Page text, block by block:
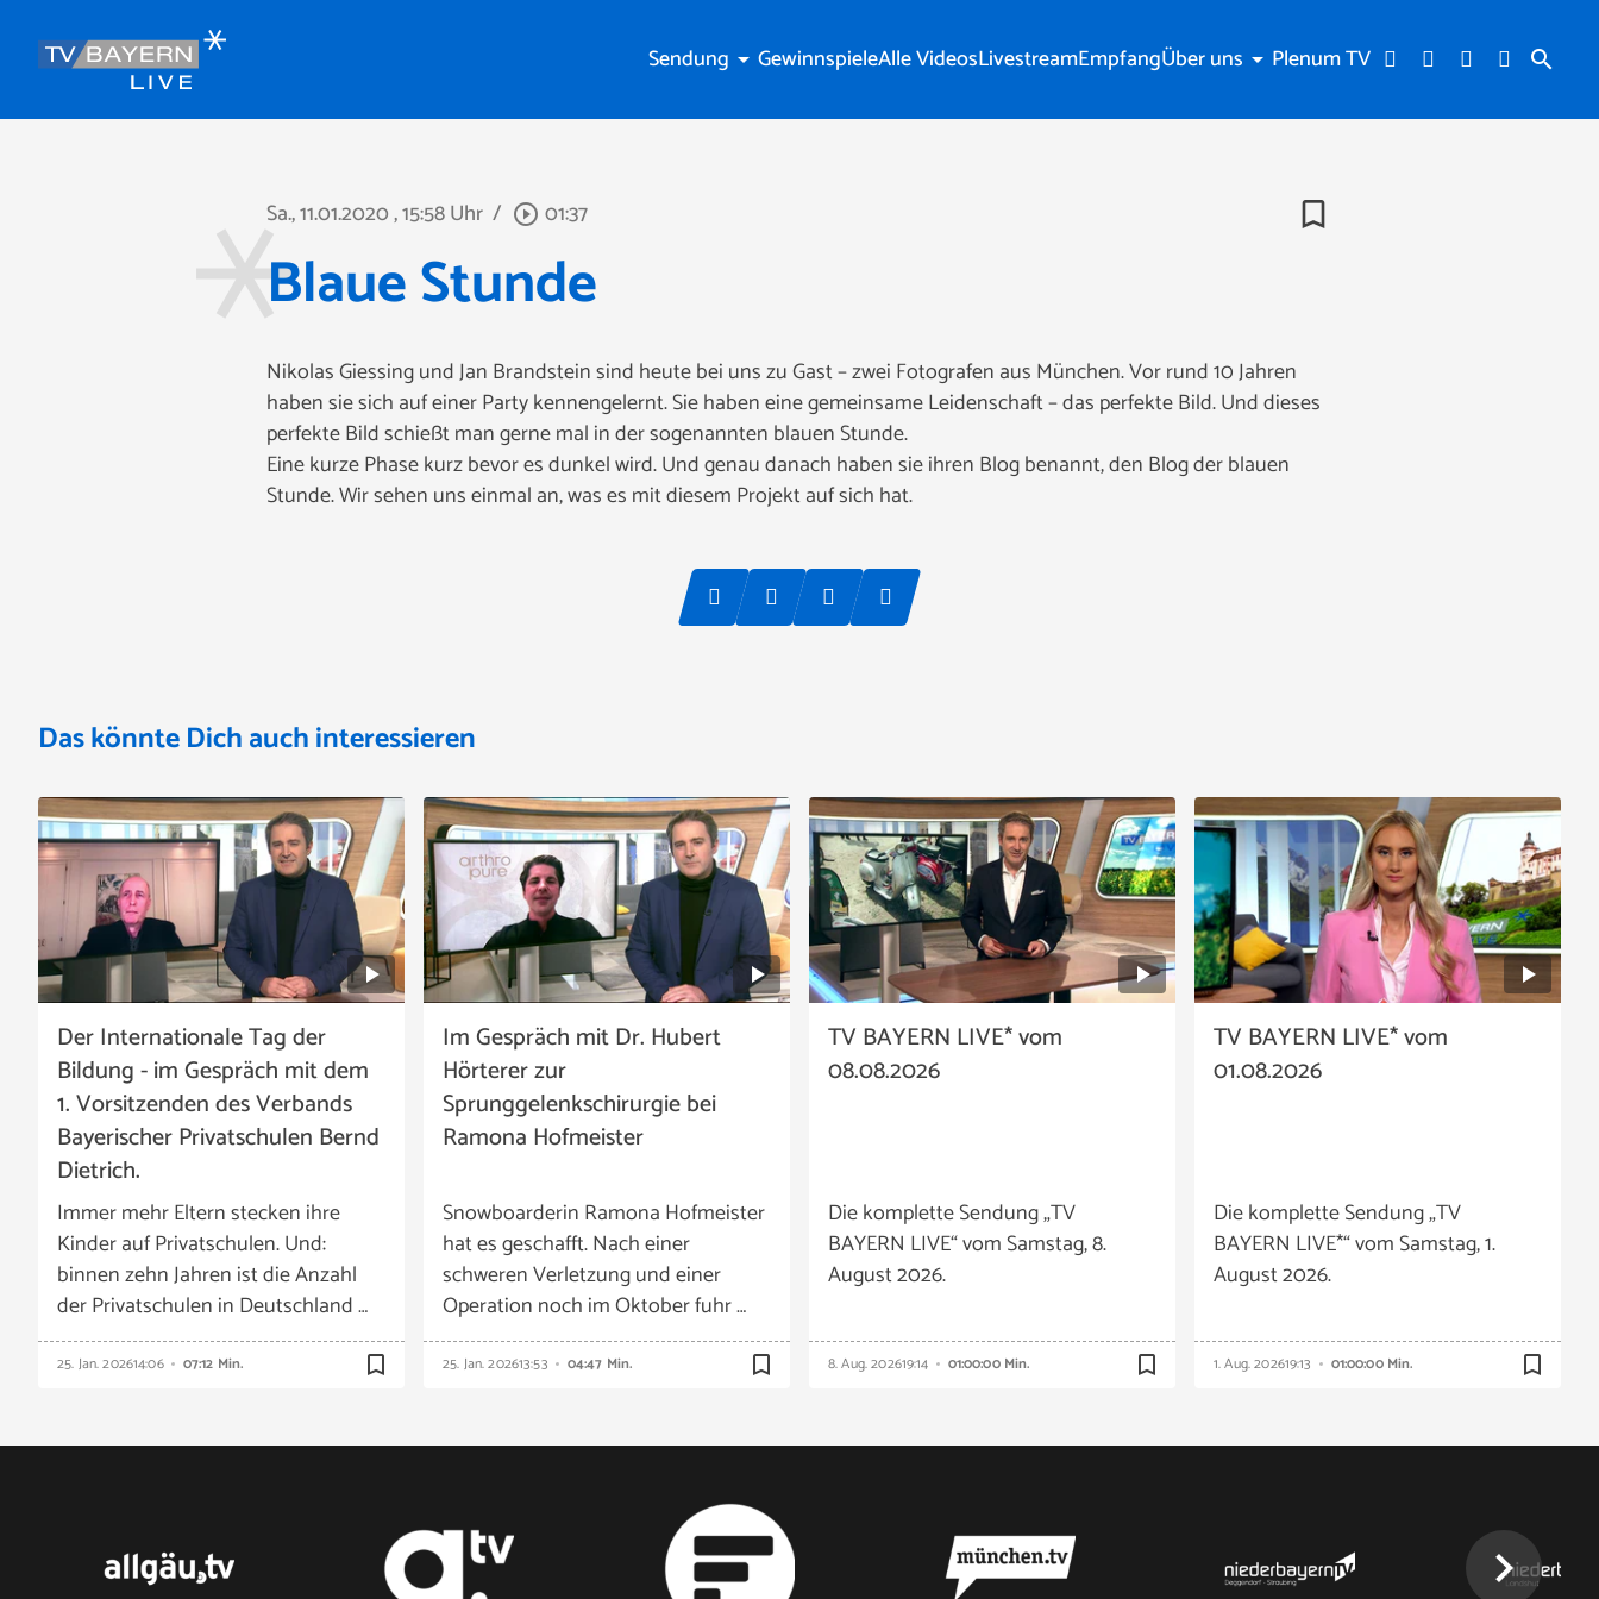
search
Sendung arrow_drop_down GewinnspieleAlle VideosLivestreamEmpfangÜber uns arrow_drop_down Plenum TV
Sa., 11.01.2020, 15:58 Uhr / play_circle_outline 01:37 bookmark_border
Blaue Stunde
Nikolas Giessing und Jan Brandstein sind heute bei uns zu Gast – zwei Fotografen aus München. Vor rund 10 Jahren
haben sie sich auf einer Party kennengelernt. Sie haben eine gemeinsame Leidenschaft – das perfekte Bild. Und dieses
perfekte Bild schießt man gerne mal in der sogenannten blauen Stunde.
Eine kurze Phase kurz bevor es dunkel wird. Und genau danach haben sie ihren Blog benannt, den Blog der blauen
Stunde. Wir sehen uns einmal an, was es mit diesem Projekt auf sich hat.
Das könnte Dich auch interessieren
Der Internationale Tag der
Bildung - im Gespräch mit dem
1. Vorsitzenden des Verbands
Bayerischer Privatschulen Bernd
Dietrich.
Immer mehr Eltern stecken ihre
Kinder auf Privatschulen. Und:
binnen zehn Jahren ist die Anzahl
der Privatschulen in Deutschland …
25. Jan. 202614:06 07:12 Min. bookmark_border
Im Gespräch mit Dr. Hubert
Hörterer zur
Sprunggelenkschirurgie bei
Ramona Hofmeister
Snowboarderin Ramona Hofmeister
hat es geschafft. Nach einer
schweren Verletzung und einer
Operation noch im Oktober fuhr …
25. Jan. 202613:53 04:47 Min. bookmark_border
TV BAYERN LIVE* vom
08.08.2026
Die komplette Sendung „TV
BAYERN LIVE“ vom Samstag, 8.
August 2026.
8. Aug. 202619:14 01:00:00 Min. bookmark_border
TV BAYERN LIVE* vom
01.08.2026
Die komplette Sendung „TV
BAYERN LIVE*“ vom Samstag, 1.
August 2026.
1. Aug. 202619:13 01:00:00 Min. bookmark_border
chevron_right